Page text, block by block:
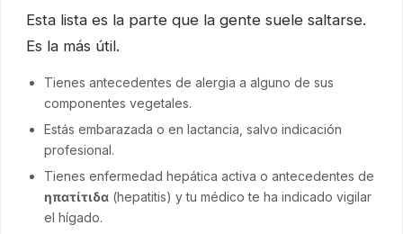
Esta lista es la parte que la gente suele saltarse.
Es la más útil.
Tienes antecedentes de alergia a alguno de sus
componentes vegetales.
Estás embarazada o en lactancia, salvo indicación
profesional.
Tienes enfermedad hepática activa o antecedentes de
ηπατίτιδα (hepatitis) y tu médico te ha indicado vigilar
el hígado.